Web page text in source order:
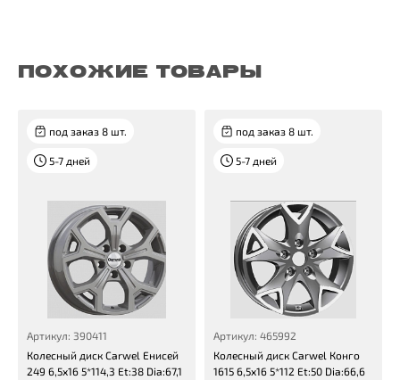
ПОХОЖИЕ ТОВАРЫ
под заказ 8 шт.
5-7 дней
Артикул: 390411
Колесный диск Carwel Енисей
249 6,5x16 5*114,3 Et:38 Dia:67,1
под заказ 8 шт.
5-7 дней
Артикул: 465992
Колесный диск Carwel Конго
1615 6,5x16 5*112 Et:50 Dia:66,6